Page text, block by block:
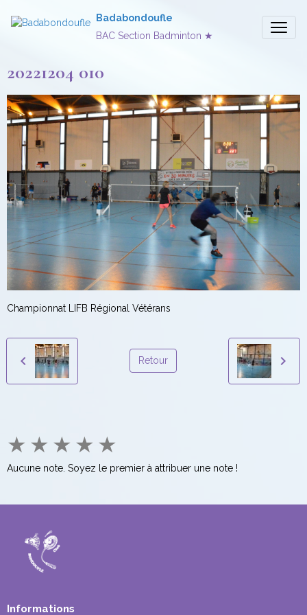
Badabondoufle
BAC Section Badminton ★
20221204 010
Championnat LIFB Régional Vétérans
Retour
★ ★ ★ ★ ★
Aucune note. Soyez le premier à attribuer une note !
Informations